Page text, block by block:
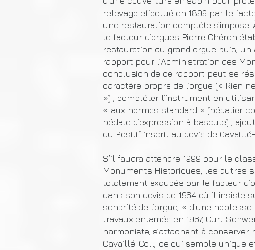
relevage effectué en 1899 par le
une restauration complète s’impose.
le facteur d’orgues Pierre Chéron
restauration du grand orgue puis,
rapport pour l’Administration des
conclusion de ce rapport peut se
caractère propre de l’orgue (« Rien
») ; compléter l’instrument en
« aux normes standard » (pédalier
pédale d’expression à bascule) ;
du Positif inscrit au devis de
S’il faudra attendre 1999 pour le
Monuments Historiques, les autres
totalement exaucés par le facteur
dans son devis de 1964 où il insiste
sonorité de l’orgue, « d’une
travaux entamés en 1967, Curt
harmoniste, s’attachent à conserver
Cavaillé-Coll, ce qui semble unique